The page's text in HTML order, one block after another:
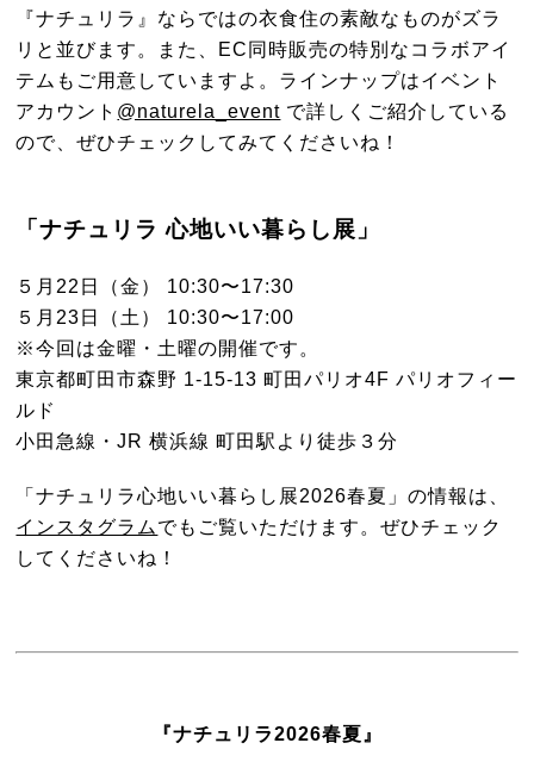
『ナチュリラ』ならではの衣食住の素敵なものがズラ
リと並びます。また、EC同時販売の特別なコラボアイ
テムもご用意していますよ。ラインナップはイベント
アカウント @naturela_event で詳しくご紹介している
ので、ぜひチェックしてみてくださいね！
「ナチュリラ 心地いい暮らし展」
５月22日（金） 10:30〜17:30
５月23日（土） 10:30〜17:00
※今回は金曜・土曜の開催です。
東京都町田市森野 1-15-13 町田パリオ4F パリオフィー
ルド
小田急線・JR 横浜線 町田駅より徒歩３分
「ナチュリラ心地いい暮らし展2026春夏」の情報は、
インスタグラム でもご覧いただけます。ぜひチェック
してくださいね！
『ナチュリラ2026春夏』